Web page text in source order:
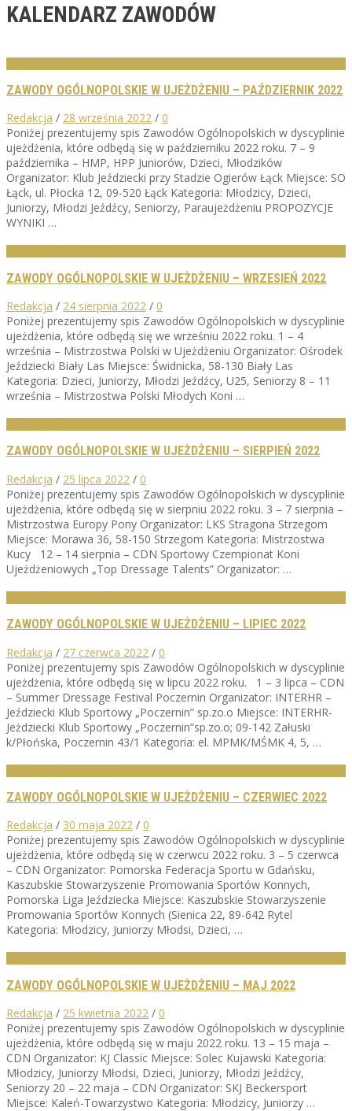
KALENDARZ ZAWODÓW
ZAWODY OGÓLNOPOLSKIE W UJEŻDŻENIU – PAŹDZIERNIK 2022
Redakcja / 28 września 2022 / 0
Poniżej prezentujemy spis Zawodów Ogólnopolskich w dyscyplinie
ujeżdżenia, które odbędą się w październiku 2022 roku. 7 – 9
października – HMP, HPP Juniorów, Dzieci, Młodzików
Organizator: Klub Jeździecki przy Stadzie Ogierów Łąck Miejsce: SO
Łąck, ul. Płocka 12, 09-520 Łąck Kategoria: Młodzicy, Dzieci,
Juniorzy, Młodzi Jeźdźcy, Seniorzy, Paraujeżdżeniu PROPOZYCJE
WYNIKI …
ZAWODY OGÓLNOPOLSKIE W UJEŻDŻENIU – WRZESIEŃ 2022
Redakcja / 24 sierpnia 2022 / 0
Poniżej prezentujemy spis Zawodów Ogólnopolskich w dyscyplinie
ujeżdżenia, które odbędą się we wrześniu 2022 roku. 1 – 4
września – Mistrzostwa Polski w Ujeżdżeniu Organizator: Ośrodek
Jeździecki Biały Las Miejsce: Świdnicka, 58-130 Biały Las
Kategoria: Dzieci, Juniorzy, Młodzi Jeźdźcy, U25, Seniorzy 8 – 11
września – Mistrzostwa Polski Młodych Koni …
ZAWODY OGÓLNOPOLSKIE W UJEŻDŻENIU – SIERPIEŃ 2022
Redakcja / 25 lipca 2022 / 0
Poniżej prezentujemy spis Zawodów Ogólnopolskich w dyscyplinie
ujeżdżenia, które odbędą się w sierpniu 2022 roku. 3 – 7 sierpnia –
Mistrzostwa Europy Pony Organizator: LKS Stragona Strzegom
Miejsce: Morawa 36, 58-150 Strzegom Kategoria: Mistrzostwa
Kucy 12 – 14 sierpnia – CDN Sportowy Czempionat Koni
Ujeżdżeniowych „Top Dressage Talents” Organizator: …
ZAWODY OGÓLNOPOLSKIE W UJEŻDŻENIU – LIPIEC 2022
Redakcja / 27 czerwca 2022 / 0
Poniżej prezentujemy spis Zawodów Ogólnopolskich w dyscyplinie
ujeżdżenia, które odbędą się w lipcu 2022 roku. 1 – 3 lipca – CDN
– Summer Dressage Festival Poczernin Organizator: INTERHR –
Jeździecki Klub Sportowy „Poczernin” sp.zo.o Miejsce: INTERHR-
Jeżdziecki Klub Sportowy „Poczernin”sp.zo.o; 09-142 Załuski
k/Płońska, Poczernin 43/1 Kategoria: el. MPMK/MŚMK 4, 5, …
ZAWODY OGÓLNOPOLSKIE W UJEŻDŻENIU – CZERWIEC 2022
Redakcja / 30 maja 2022 / 0
Poniżej prezentujemy spis Zawodów Ogólnopolskich w dyscyplinie
ujeżdżenia, które odbędą się w czerwcu 2022 roku. 3 – 5 czerwca
– CDN Organizator: Pomorska Federacja Sportu w Gdańsku,
Kaszubskie Stowarzyszenie Promowania Sportów Konnych,
Pomorska Liga Jeździecka Miejsce: Kaszubskie Stowarzyszenie
Promowania Sportów Konnych (Sienica 22, 89-642 Rytel
Kategoria: Młodzicy, Juniorzy Młodsi, Dzieci, …
ZAWODY OGÓLNOPOLSKIE W UJEŻDŻENIU – MAJ 2022
Redakcja / 25 kwietnia 2022 / 0
Poniżej prezentujemy spis Zawodów Ogólnopolskich w dyscyplinie
ujeżdżenia, które odbędą się w maju 2022 roku. 13 – 15 maja –
CDN Organizator: KJ Classic Miejsce: Solec Kujawski Kategoria:
Młodzicy, Juniorzy Młodsi, Dzieci, Juniorzy, Młodzi Jeźdźcy,
Seniorzy 20 – 22 maja – CDN Organizator: SKJ Beckersport
Miejsce: Kaleń-Towarzystwo Kategoria: Młodzicy, Juniorzy …